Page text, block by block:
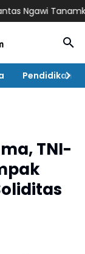
Tanamkan
Pendidikan
TNI-